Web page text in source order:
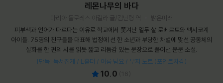
레몬나무의 바다
피부색과 언어가 다르다는 이유로 학교에서 쫓겨난 열두 살 로베르토와 멕시코계
아이들. 75명의 친구들을 대표해 법정에 선 한 소년과 부당한 차별에 맞선 공동체의
실화를 한 편의 시를 읽듯 짧고 리듬감 있는 문장으로 풀어낸 운문 소설.
[단독] 독서집게 / L홀더 / 여름 담요 / 무지 노트 (포인트차감)
10.0